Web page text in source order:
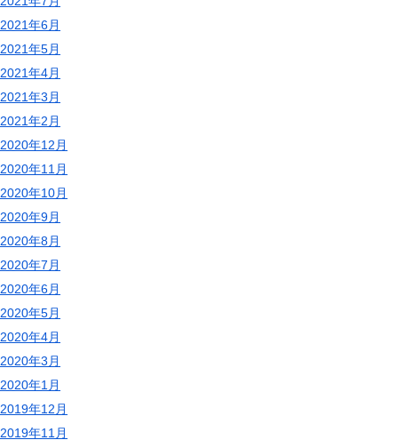
2021年6月
2021年5月
2021年4月
2021年3月
2021年2月
2020年12月
2020年11月
2020年10月
2020年9月
2020年8月
2020年7月
2020年6月
2020年5月
2020年4月
2020年3月
2020年1月
2019年12月
2019年11月